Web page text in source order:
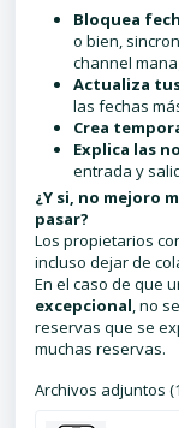
Bloquea
o bien,
channel
Actualiza
las fechas
Crea
Explica las
entrada y
¿Y si, no mejoro
pasar?
Los propietarios
incluso dejar de
En el caso de que
excepcional, no
reservas que se
muchas reservas.
Archivos adjuntos